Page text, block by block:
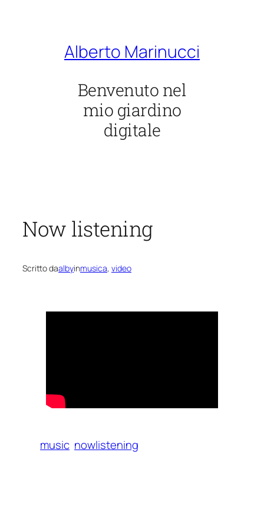
Alberto Marinucci
Benvenuto nel
mio giardino
digitale
Now listening
Scritto daalbyinmusica, video
music nowlistening